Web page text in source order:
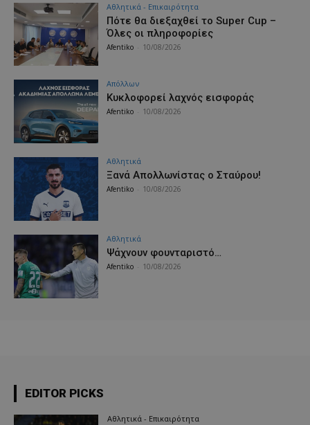
Αθλητικά - Επικαιρότητα
Πότε θα διεξαχθεί το Super Cup –
Όλες οι πληροφορίες
Afentiko 10/08/2026
Απόλλων
Κυκλοφορεί λαχνός εισφοράς
Afentiko 10/08/2026
Αθλητικά
Ξανά Απολλωνίστας ο Σταύρου!
Afentiko 10/08/2026
Αθλητικά
Ψάχνουν φουνταριστό…
Afentiko 10/08/2026
EDITOR PICKS
Αθλητικά - Επικαιρότητα